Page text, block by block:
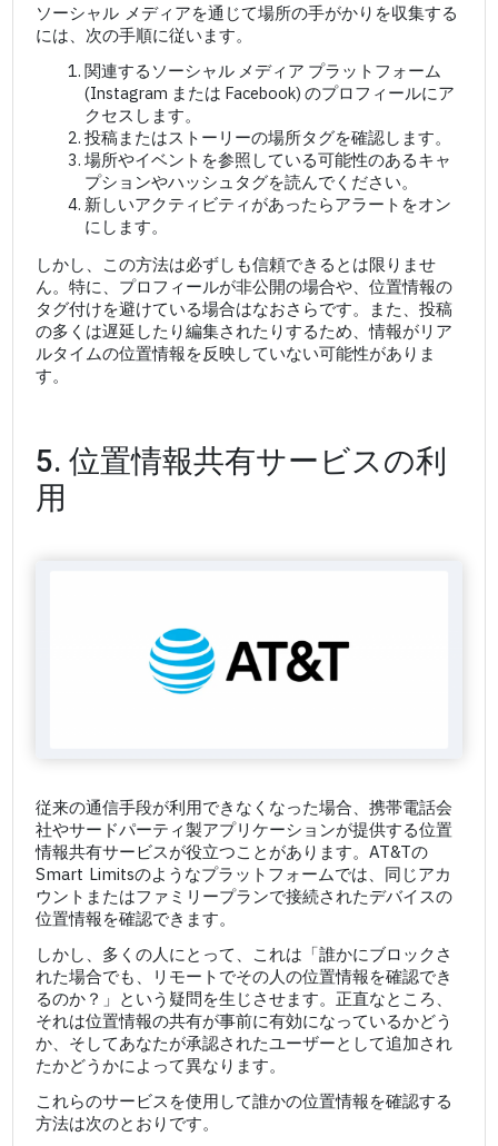
ソーシャル メディアを通じて場所の手がかりを収集する
には、次の手順に従います。
関連するソーシャル メディア プラットフォーム
(Instagram または Facebook) のプロフィールにア
クセスします。
投稿またはストーリーの場所タグを確認します。
場所やイベントを参照している可能性のあるキャ
プションやハッシュタグを読んでください。
新しいアクティビティがあったらアラートをオン
にします。
しかし、この方法は必ずしも信頼できるとは限りませ
ん。特に、プロフィールが非公開の場合や、位置情報の
タグ付けを避けている場合はなおさらです。また、投稿
の多くは遅延したり編集されたりするため、情報がリア
ルタイムの位置情報を反映していない可能性がありま
す。
5. 位置情報共有サービスの利
用
従来の通信手段が利用できなくなった場合、携帯電話会
社やサードパーティ製アプリケーションが提供する位置
情報共有サービスが役立つことがあります。AT&Tの
Smart Limitsのようなプラットフォームでは、同じアカ
ウントまたはファミリープランで接続されたデバイスの
位置情報を確認できます。
しかし、多くの人にとって、これは「誰かにブロックさ
れた場合でも、リモートでその人の位置情報を確認でき
るのか？」という疑問を生じさせます。正直なところ、
それは位置情報の共有が事前に有効になっているかどう
か、そしてあなたが承認されたユーザーとして追加され
たかどうかによって異なります。
これらのサービスを使用して誰かの位置情報を確認する
方法は次のとおりです。